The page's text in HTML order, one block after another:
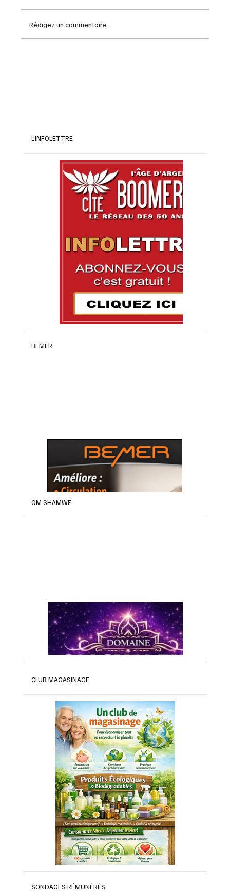
Rédigez un commentaire...
L’INFOLETTRE
BEMER
OM SHAMWE
CLUB MAGASINAGE
SONDAGES RÉMUNÉRÉS